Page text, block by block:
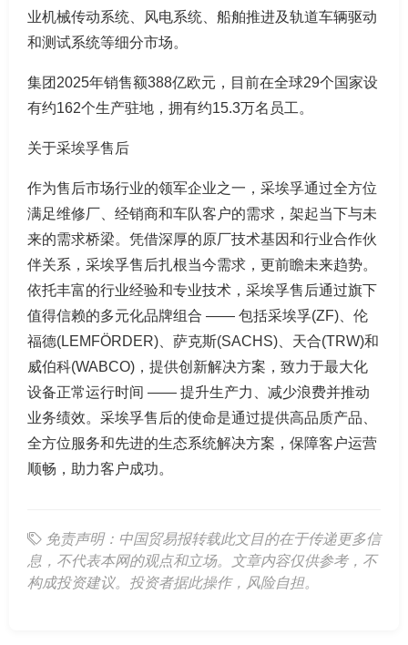
业机械传动系统、风电系统、船舶推进及轨道车辆驱动
和测试系统等细分市场。
集团2025年销售额388亿欧元，目前在全球29个国家设
有约162个生产驻地，拥有约15.3万名员工。
关于采埃孚售后
作为售后市场行业的领军企业之一，采埃孚通过全方位
满足维修厂、经销商和车队客户的需求，架起当下与未
来的需求桥梁。凭借深厚的原厂技术基因和行业合作伙
伴关系，采埃孚售后扎根当今需求，更前瞻未来趋势。
依托丰富的行业经验和专业技术，采埃孚售后通过旗下
值得信赖的多元化品牌组合 —— 包括采埃孚(ZF)、伦
福德(LEMFÖRDER)、萨克斯(SACHS)、天合(TRW)和
威伯科(WABCO)，提供创新解决方案，致力于最大化
设备正常运行时间 —— 提升生产力、减少浪费并推动
业务绩效。采埃孚售后的使命是通过提供高品质产品、
全方位服务和先进的生态系统解决方案，保障客户运营
顺畅，助力客户成功。
免责声明：中国贸易报转载此文目的在于传递更多信
息，不代表本网的观点和立场。文章内容仅供参考，不
构成投资建议。投资者据此操作，风险自担。